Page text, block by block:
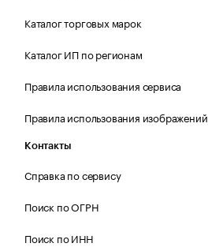
Каталог торговых марок
Каталог ИП по регионам
Правила использования сервиса
Правила использования изображений
Контакты
Справка по сервису
Поиск по ОГРН
Поиск по ИНН